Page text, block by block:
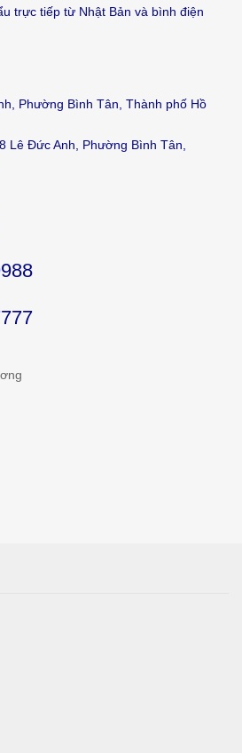
trực tiếp từ Nhật Bản và bình điện
Phường Bình Tân, Thành phố Hồ
Lê Đức Anh, Phường Bình Tân,